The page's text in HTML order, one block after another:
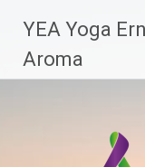
Inhalt
springen
YEA Yoga
Aroma